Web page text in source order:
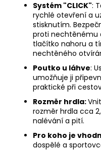
Systém "CLICK":
rychlé otevření a
stisknutím.
proti nechtěnému
tlačítko nahoru a
nechtěného
Poutko u láhve:
umožňuje ji
praktické při
Rozměr hrdla:
rozměr hrdla cca
nalévání a pití.
Pro koho je
dospělé a